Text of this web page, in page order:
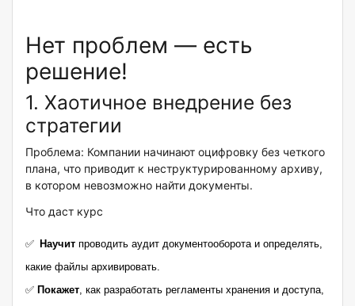
Нет проблем — есть
решение!
1. Хаотичное внедрение без
стратегии
Проблема: Компании начинают оцифровку без четкого
плана, что приводит к неструктурированному архиву,
в котором невозможно найти документы.
Что даст курс
✅ Научит проводить аудит документооборота и определять,
какие файлы архивировать.
✅ Покажет, как разработать регламенты хранения и доступа,